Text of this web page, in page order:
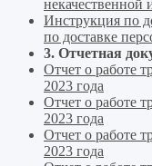
некачественной
Инструкция по
по доставке
3. Отчетная
Отчет о работе
2023 года
Отчет о работе
2023 года
Отчет о работе
2023 года